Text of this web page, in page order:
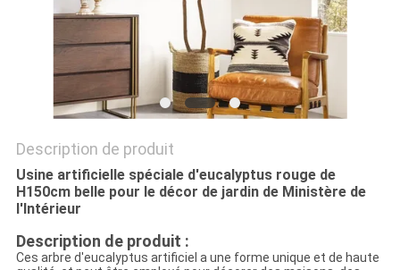
PLAN
POLITIQUE
DE
CONFIDENTIALITÉ
Description de produit
Usine artificielle spéciale d'eucalyptus rouge de
H150cm belle pour le décor de jardin de Ministère de
l'Intérieur
Description de produit :
Ces arbre d'eucalyptus artificiel a une forme unique et de haute